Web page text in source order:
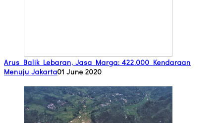
Arus Balik Lebaran, Jasa Marga: 422.000 Kendaraan
Menuju Jakarta01 June 2020